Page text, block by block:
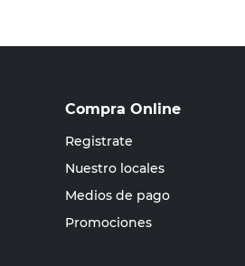
Compra Online
Registrate
Nuestro locales
Medios de pago
Promociones